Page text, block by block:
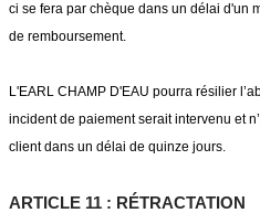
ci se fera par chèque dans un délai d'un
de remboursement.
L'EARL CHAMP D'EAU pourra résilier
incident de paiement serait intervenu et
client dans un délai de quinze jours.
ARTICLE 11 : RÉTRACTATION